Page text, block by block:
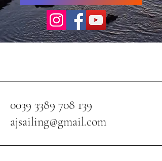
0039 3389 708 139
ajsailing@gmail.com